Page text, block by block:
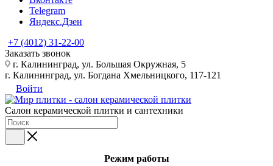
Telegram
Яндекс.Дзен
+7 (4012) 31-22-00
Заказать звонок
г. Калининград, ул. Большая Окружная, 5
г. Калининград, ул. Богдана Хмельницкого, 117-121
Войти
Салон керамической плитки и сантехники
Режим работы